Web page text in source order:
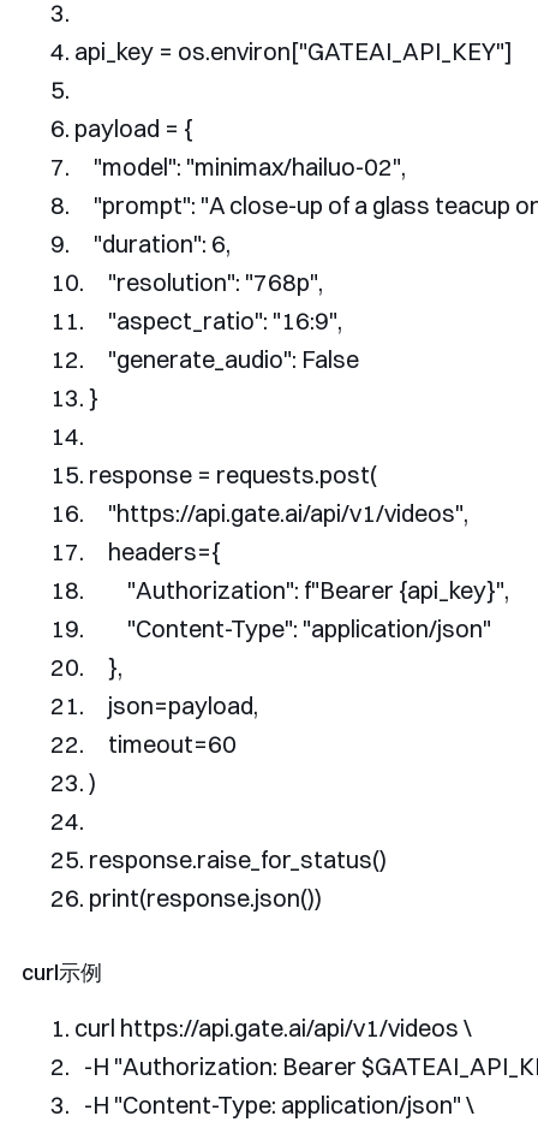
api_key = os.environ["GATEAI_API_KEY"]
payload = {
"model": "minimax/hailuo-02",
"prompt": "A close-up of a glass teacup
"duration": 6,
"resolution": "768p",
"aspect_ratio": "16:9",
"generate_audio": False
}
response = requests.post(
"https://api.gate.ai/api/v1/videos",
    headers
={
"Authorization": f"Bearer {api_key}",
"Content-Type": "application/json"
},
    json
=payload,
    timeout
=60
)
response.raise_for_status()
print(response.json())
curl示例
curl https://api.gate.ai/api/v1/videos \
-H "Authorization: Bearer
-H "Content-Type: application/json" \